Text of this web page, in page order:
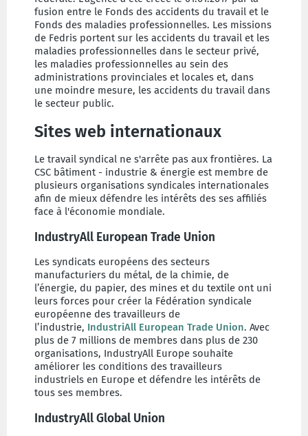
fusion entre le Fonds des accidents du travail et le
Fonds des maladies professionnelles. Les missions
de Fedris portent sur les accidents du travail et les
maladies professionnelles dans le secteur privé,
les maladies professionnelles au sein des
administrations provinciales et locales et, dans
une moindre mesure, les accidents du travail dans
le secteur public.
Sites web internationaux
Le travail syndical ne s'arrête pas aux frontières. La
CSC bâtiment - industrie & énergie est membre de
plusieurs organisations syndicales internationales
afin de mieux défendre les intérêts des ses affiliés
face à l'économie mondiale.
IndustryAll European Trade Union
Les syndicats européens des secteurs
manufacturiers du métal, de la chimie, de
l’énergie, du papier, des mines et du textile ont uni
leurs forces pour créer la Fédération syndicale
européenne des travailleurs de
l’industrie, IndustriAll European Trade Union. Avec
plus de 7 millions de membres dans plus de 230
organisations, IndustryAll Europe souhaite
améliorer les conditions des travailleurs
industriels en Europe et défendre les intérêts de
tous ses membres.
IndustryAll Global Union